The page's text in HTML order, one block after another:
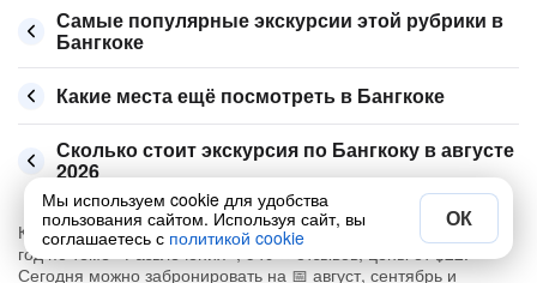
Самые популярные экскурсии этой рубрики в
Бангкоке
Какие места ещё посмотреть в Бангкоке
Сколько стоит экскурсия по Бангкоку в августе
2026
Купите самую интересную из 50 экскурсий в Бангкоке на 2026
год по теме «Развлечения», 549 ⭐ отзывов, цены от $22.
Сегодня можно забронировать на 📅 август, сентябрь и
Мы используем cookie для удобства
пользования сайтом. Используя сайт, вы
соглашаетесь с политикой cookie
ОК